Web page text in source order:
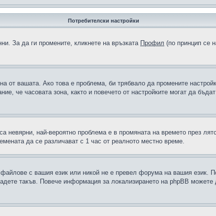
Потребителски настройки
За да ги промените, кликнете на връзката Профил (по принцип се
от вашата. Ако това е проблема, би трябвало да промените
часовата зона, както и повечето от настройките могат да
невярни, най-вероятно проблема е в промяната на времето през
да се различават с 1 час от реалното местно време.
с вашия език или никой не е превел форума на вашия
такъв. Повече информация за локализирането на phpBB